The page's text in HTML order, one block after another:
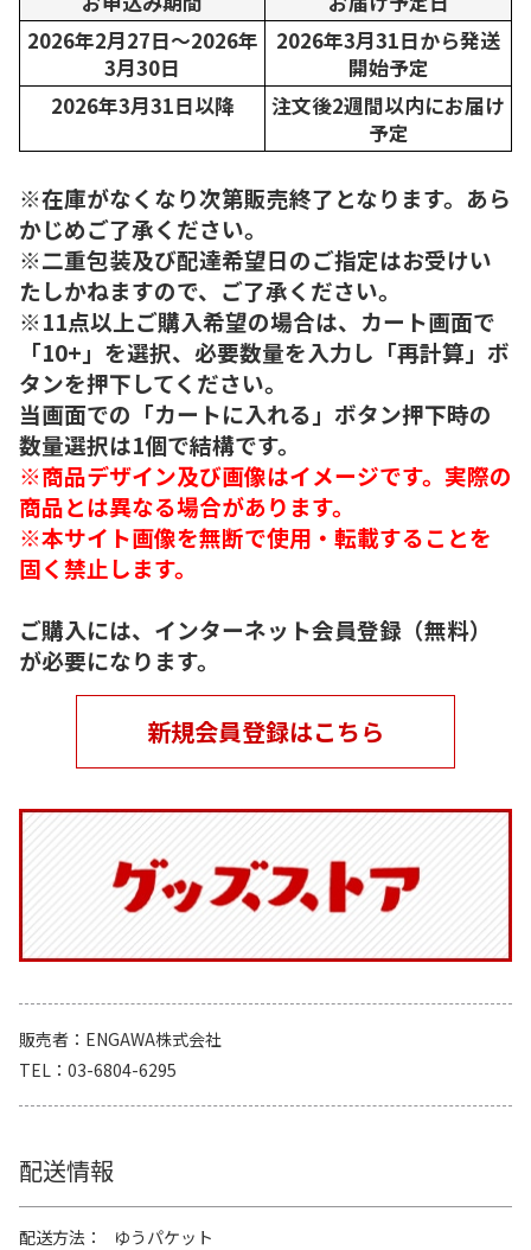
2026年2月27日～2026年
3月30日
2026年3月31日から発送
開始予定
2026年3月31日以降
注文後2週間以内にお届け
予定
※在庫がなくなり次第販売終了となります。あら
かじめご了承ください。
※二重包装及び配達希望日のご指定はお受けい
たしかねますので、ご了承ください。
※11点以上ご購入希望の場合は、カート画面で
「10+」を選択、必要数量を入力し「再計算」ボ
タンを押下してください。
当画面での「カートに入れる」ボタン押下時の
数量選択は1個で結構です。
※商品デザイン及び画像はイメージです。実際の
商品とは異なる場合があります。
※本サイト画像を無断で使用・転載することを
固く禁止します。
ご購入には、インターネット会員登録（無料）
が必要になります。
新規会員登録はこちら
販売者
ENGAWA株式会社
TEL
03-6804-6295
配送情報
配送方法
ゆうパケット